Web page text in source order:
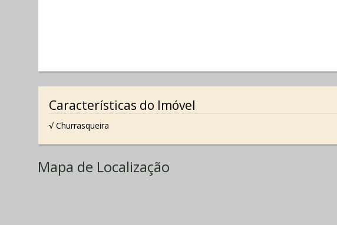
Características do Imóvel
√ Churrasqueira
Mapa de Localização